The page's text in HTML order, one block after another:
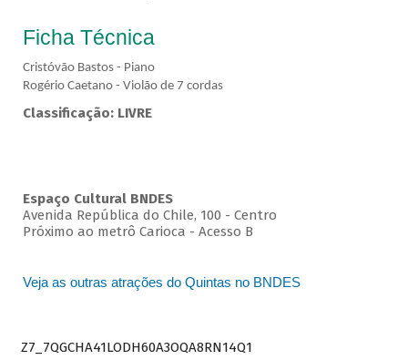
Ficha Técnica
Cristóvão Bastos - Piano
Rogério Caetano - Violão de 7 cordas
Classificação: LIVRE
Espaço Cultural BNDES
Avenida República do Chile, 100 - Centro
Próximo ao metrô Carioca - Acesso B
Veja as outras atrações do Quintas no BNDES
Z7_7QGCHA41LODH60A3OQA8RN14Q1